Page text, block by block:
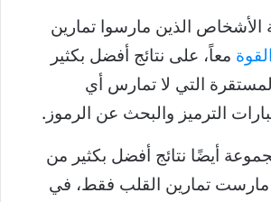
الذين مارسوا تمارين
معاً، على نتائج أفضل بكثير
التي لا تمارس أي
الترميز والبحث عن الرموز.
أيضًا نتائج أفضل بكثير من
مارست تمارين القلب فقط، في